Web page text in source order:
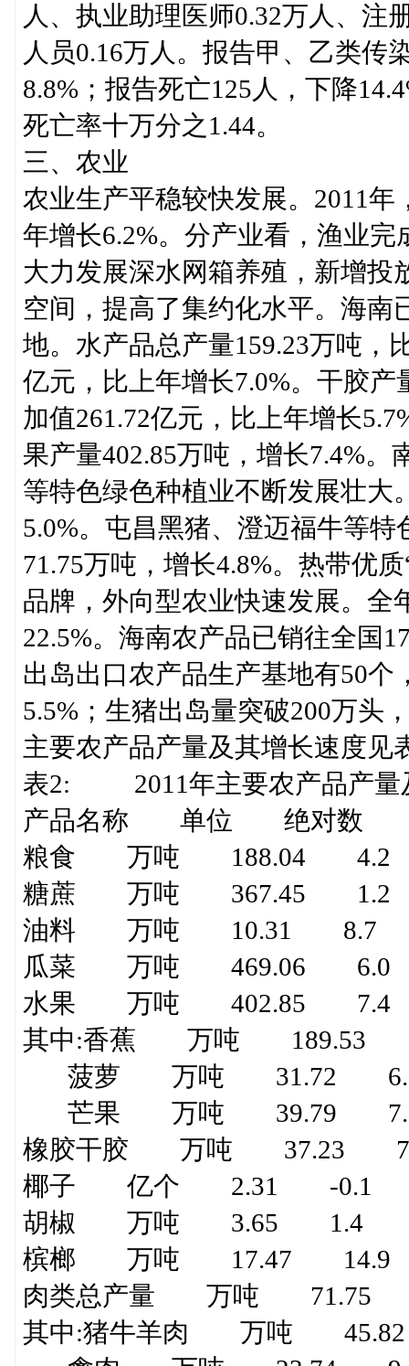
人、执业助理医师0.32万人、注
人员0.16万人。报告甲、乙类传
8.8%；报告死亡125人，下降
死亡率十万分之1.44。
三、农业
农业生产平稳较快发展。2011年
年增长6.2%。分产业看，渔业完
大力发展深水网箱养殖，新增投
空间，提高了集约化水平。海南
地。水产品总产量159.23万吨，
亿元，比上年增长7.0%。干胶产
加值261.72亿元，比上年增长
果产量402.85万吨，增长7.4%
等特色绿色种植业不断发展壮大
5.0%。屯昌黑猪、澄迈福牛等
71.75万吨，增长4.8%。热带优
品牌，外向型农业快速发展。全
22.5%。海南农产品已销往全国
出岛出口农产品生产基地有50个
5.5%；生猪出岛量突破200万头
主要农产品产量及其增长速度见
表2: 2011年主要农产品产量
产品名称 单位 绝对数 比
粮食 万吨 188.04 4.2
糖蔗 万吨 367.45 1.2
油料 万吨 10.31 8.7
瓜菜 万吨 469.06 6.0
水果 万吨 402.85 7.4
其中:香蕉 万吨 189.53
菠萝 万吨 31.72
芒果 万吨 39.79
橡胶干胶 万吨 37.23
椰子 亿个 2.31 -0.1
胡椒 万吨 3.65 1.4
槟榔 万吨 17.47 14.9
肉类总产量 万吨 71.75
其中:猪牛羊肉 万吨